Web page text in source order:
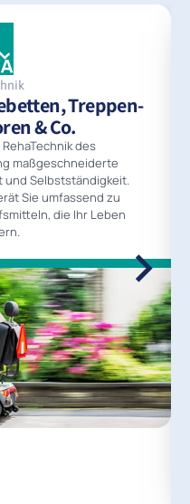
Treppen­
& Co.
des
maßgeschneiderte
und Selbstständigkeit.
Sie umfassend zu
die Ihr Leben